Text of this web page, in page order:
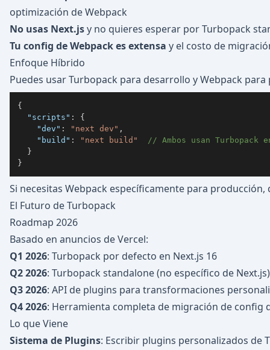
optimización de Webpack
No usas Next.jsy no quieres esperar por Turbopack
Tu config de Webpack es extensa y el costo de
Enfoque Híbrido
Puedes usar Turbopack para desarrollo y Webpack
{
"scripts" :
{
"dev" : "next dev" ,
"build" : "next build"
// Ambos usan Turbopack
}
}
Si necesitas Webpack específicamente para
El Futuro de Turbopack
Roadmap 2026
Basado en anuncios de Vercel:
Q1 2026: Turbopack por defecto en Next.js 16
Q2 2026: Turbopack standalone (no específico de Next.js)
Q3 2026: API de plugins para transformaciones
Q4 2026: Herramienta completa de migración de config
Lo que Viene
Sistema de Plugins: Escribir plugins personalizados de